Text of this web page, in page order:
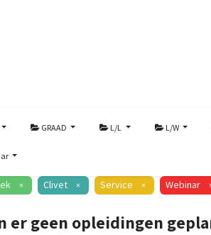
GRAAD L/L L/W
× Clivet × Service × Webinar
er geen opleidingen